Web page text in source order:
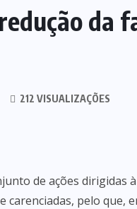
da
212 VISUALIZAÇÕES
de ações dirigidas
carenciadas, pelo que,